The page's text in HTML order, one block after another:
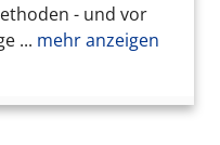
- und vor
... mehr anzeigen